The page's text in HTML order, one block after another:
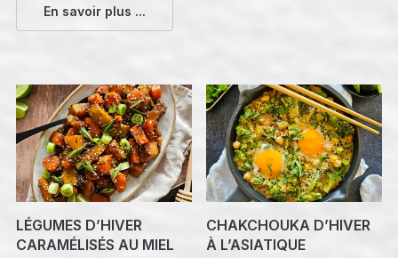
En savoir plus ...
LÉGUMES D’HIVER
CARAMÉLISÉS AU MIEL
CHAKCHOUKA D’HIVER
À L’ASIATIQUE